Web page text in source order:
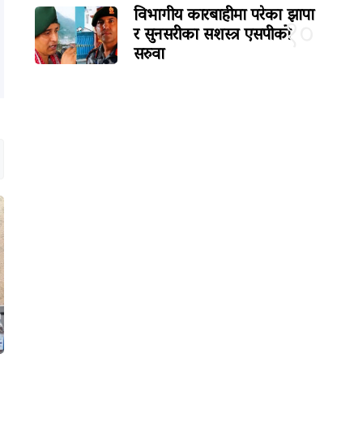
१०
विभागीय कारबाहीमा परेका झापा
र सुनसरीका सशस्त्र एसपीको
सरुवा